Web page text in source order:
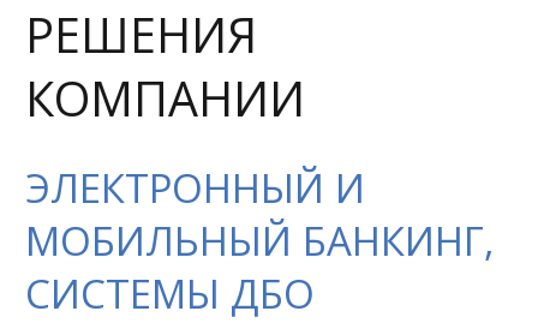
РЕШЕНИЯ
КОМПАНИИ
ЭЛЕКТРОННЫЙ И
МОБИЛЬНЫЙ БАНКИНГ,
СИСТЕМЫ ДБО